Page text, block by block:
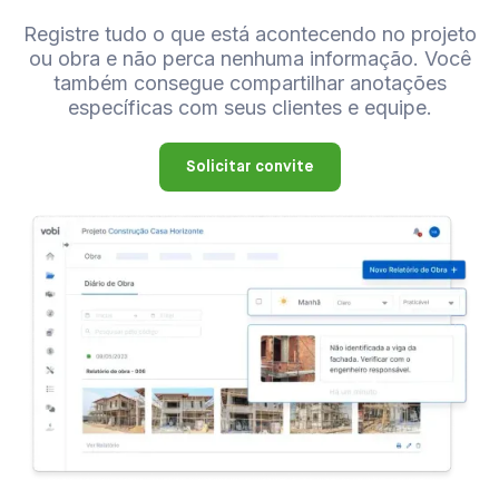
Registre tudo o que está acontecendo no projeto
ou obra e não perca nenhuma informação. Você
também consegue compartilhar anotações
específicas com seus clientes e equipe.
Solicitar convite